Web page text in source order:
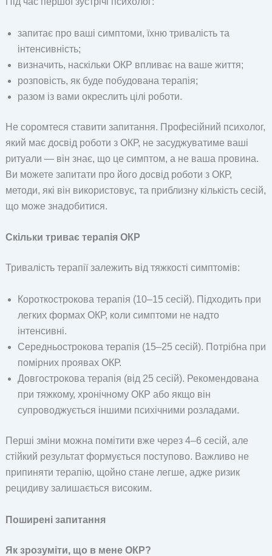
запитає про ваші симптоми, їхню тривалість та
інтенсивність;
визначить, наскільки ОКР впливає на ваше життя;
розповість, як буде побудована терапія;
разом із вами окреслить цілі роботи.
Не соромтеся ставити запитання. Професійний психолог,
який має досвід роботи з ОКР, не засуджуватиме ваші
ритуали — він знає, що це симптом, а не ваша провина.
Ви можете запитати про його досвід роботи з ОКР,
методи, які він використовує, та приблизну кількість сесій,
що може знадобитися.
Скільки триває терапія ОКР
Тривалість терапії залежить від тяжкості симптомів:
Короткострокова терапія (10–15 сесій). Підходить при
легких формах ОКР, коли симптоми не надто
інтенсивні.
Середньострокова терапія (15–25 сесій). Потрібна при
помірних проявах ОКР.
Довгострокова терапія (від 25 сесій). Рекомендована
при тяжкому, хронічному ОКР або якщо він
супроводжується іншими психічними розладами.
Перші зміни можна помітити вже через 4–6 сесій, але
стійкий результат формується поступово. Важливо не
припиняти терапію, щойно стане легше, адже ризик
рецидиву залишається високим.
Поширені запитання
Як зрозуміти, що в мене ОКР?